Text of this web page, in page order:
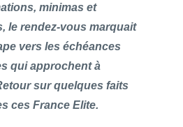
minimas et
le rendez-vous marquait
vers les échéances
qui approchent à
sur quelques faits
ces France Elite.